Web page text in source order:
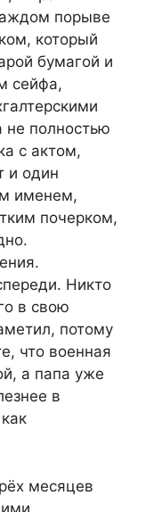
порыве
который
бумагой и
сейфа,
полностью
с актом,
и один
именем,
почерком,
Никто
в свою
потому
что военная
а папа уже
в
месяцев